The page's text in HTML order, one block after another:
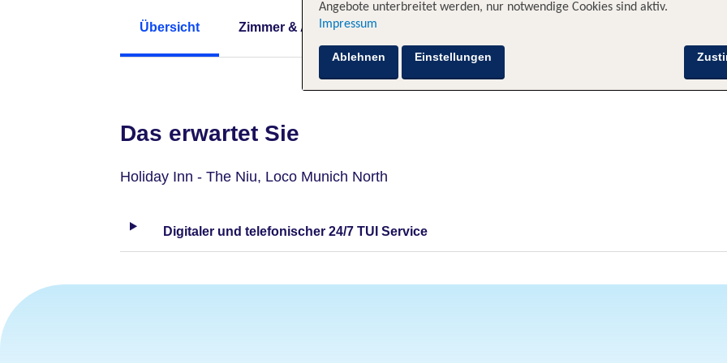
Übersicht Zimmer & Angebote
Das erwartet Sie
Holiday Inn - The Niu, Loco Munich North
Digitaler und telefonischer 24/7 TUI Service
Angebote unterbreitet werden, nur notwendige Cookies sind aktiv.
Impressum
Ablehnen Einstellungen